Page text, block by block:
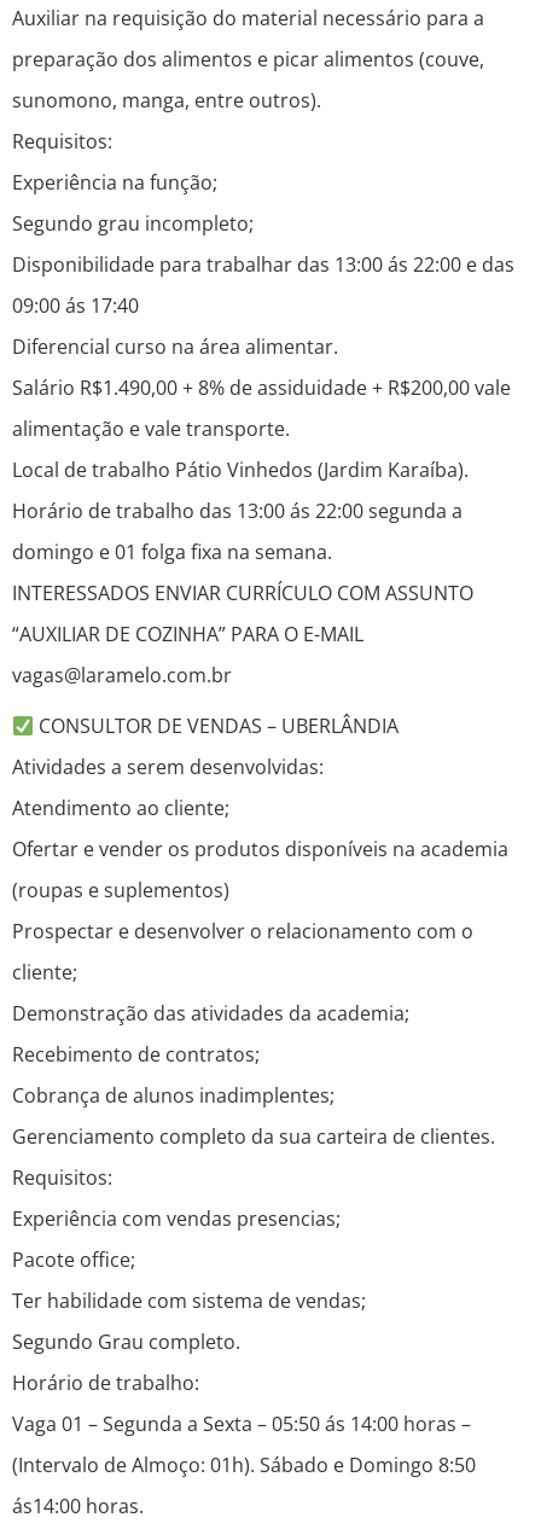
Auxiliar na requisição do material necessário para a
preparação dos alimentos e picar alimentos (couve,
sunomono, manga, entre outros).
Requisitos:
Experiência na função;
Segundo grau incompleto;
Disponibilidade para trabalhar das 13:00 ás 22:00 e das
09:00 ás 17:40
Diferencial curso na área alimentar.
Salário R$1.490,00 + 8% de assiduidade + R$200,00 vale
alimentação e vale transporte.
Local de trabalho Pátio Vinhedos (Jardim Karaíba).
Horário de trabalho das 13:00 ás 22:00 segunda a
domingo e 01 folga fixa na semana.
INTERESSADOS ENVIAR CURRÍCULO COM ASSUNTO
“AUXILIAR DE COZINHA” PARA O E-MAIL
vagas@laramelo.com.br
CONSULTOR DE VENDAS – UBERLÂNDIA
Atividades a serem desenvolvidas:
Atendimento ao cliente;
Ofertar e vender os produtos disponíveis na academia
(roupas e suplementos)
Prospectar e desenvolver o relacionamento com o
cliente;
Demonstração das atividades da academia;
Recebimento de contratos;
Cobrança de alunos inadimplentes;
Gerenciamento completo da sua carteira de clientes.
Requisitos:
Experiência com vendas presencias;
Pacote office;
Ter habilidade com sistema de vendas;
Segundo Grau completo.
Horário de trabalho:
Vaga 01 – Segunda a Sexta – 05:50 ás 14:00 horas –
(Intervalo de Almoço: 01h). Sábado e Domingo 8:50
ás14:00 horas.